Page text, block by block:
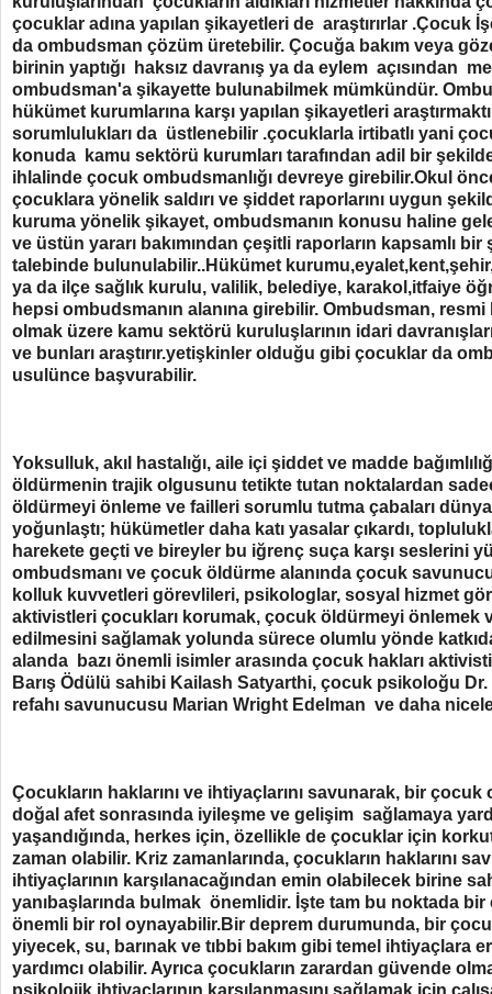
çocuklar adına yapılan şikayetleri de araştırırlar .Çocuk
da ombudsman çözüm üretebilir. Çocuğa bakım veya
birinin yaptığı haksız davranış ya da eylem açısından
ombudsman'a şikayette bulunabilmek mümkündür.
hükümet kurumlarına karşı yapılan şikayetleri
sorumlulukları da üstlenebilir .çocuklarla irtibatlı yani
konuda kamu sektörü kurumları tarafından adil bir
ihlalinde çocuk ombudsmanlığı devreye girebilir.Okul
çocuklara yönelik saldırı ve şiddet raporlarını uygun
kuruma yönelik şikayet, ombudsmanın konusu haline
ve üstün yararı bakımından çeşitli raporların kapsamlı bir
talebinde bulunulabilir..Hükümet
ya da ilçe sağlık kurulu, valilik, belediye, karakol,itfaiye
hepsi ombudsmanın alanına girebilir. Ombudsman,
olmak üzere kamu sektörü kuruluşlarının idari
ve bunları araştırır.yetişkinler olduğu gibi çocuklar da
usulünce başvurabilir.
Yoksulluk, akıl hastalığı, aile içi şiddet ve madde
öldürmenin trajik olgusunu tetikte tutan noktalardan
öldürmeyi önleme ve failleri sorumlu tutma çabaları
yoğunlaştı; hükümetler daha katı yasalar çıkardı,
harekete geçti ve bireyler bu iğrenç suça karşı seslerini
ombudsmanı ve çocuk öldürme alanında çocuk
kolluk kuvvetleri görevlileri, psikologlar, sosyal hizmet
aktivistleri çocukları korumak, çocuk öldürmeyi önlemek
edilmesini sağlamak yolunda sürece olumlu yönde
alanda bazı önemli isimler arasında çocuk hakları
Barış Ödülü sahibi Kailash Satyarthi, çocuk psikoloğu
refahı savunucusu Marian Wright Edelman ve daha
Çocukların haklarını ve ihtiyaçlarını savunarak, bir çocuk
doğal afet sonrasında iyileşme ve gelişim sağlamaya
yaşandığında, herkes için, özellikle de çocuklar için
zaman olabilir. Kriz zamanlarında, çocukların haklarını
ihtiyaçlarının karşılanacağından emin olabilecek birine
yanıbaşlarında bulmak önemlidir. İşte tam bu noktada
önemli bir rol oynayabilir.Bir deprem durumunda, bir
yiyecek, su, barınak ve tıbbi bakım gibi temel ihtiyaçlara
yardımcı olabilir. Ayrıca çocukların zarardan güvende
psikolojik ihtiyaçlarının karşılanmasını sağlamak için